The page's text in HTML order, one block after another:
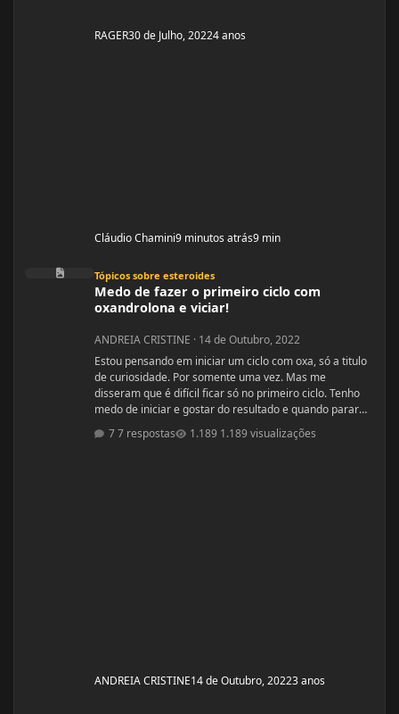
RAGER30 de Julho, 20224 anos
Cláudio Chamini9 minutos atrás9 min
Medo de fazer o primeiro ciclo com oxandrolona e viciar!
Tópicos sobre esteroides
Medo de fazer o primeiro ciclo com
oxandrolona e viciar!
ANDREIA CRISTINE · 14 de Outubro, 2022
Estou pensando em iniciar um ciclo com oxa, só a titulo
de curiosidade. Por somente uma vez. Mas me
disseram que é difícil ficar só no primeiro ciclo. Tenho
medo de iniciar e gostar do resultado e quando parar
ficar com auto estima baixo. Mas a vontade está bem
maior...kkkkk
7 respostas 1.189 visualizações
ANDREIA CRISTINE14 de Outubro, 20223 anos